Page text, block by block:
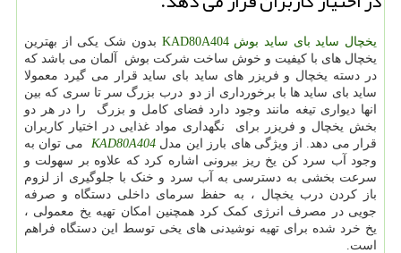
یخچال ساید بای ساید بوشKAD80A404 بدون شک یکی از بهترین
یخچال های با کیفیت و خوش ساخت شرکت بوش آلمان می باشد که
در دسته یخچال و فریزر های ساید بای ساید قرار می گیرد معمولا
ساید بای ساید ها با برخورداری از دو درب بزرگ سر تا سری که بین
انها دیواری تیغه مانند وجود دارد فضای کامل و بزرگ را در هر دو
بخش یخچال و فریزر برای نگهداری مواد غذایی در اختیار کاربران
قرار می دهد. از ویژگی های بارز این مدلKAD80A404
می توان به
وجود آب سرد کن یخ ریز بیرونی اشاره کرد که علاوه بر سهولت و
سرعت بخشی به دسترسی به آب سرد و خنک با جلوگیری از لزوم
باز کردن درب یخچال ، به حفظ سرمای داخلی دستگاه و صرفه
جویی در مصرف انرژی کمک کرد همچنین امکان تهیه یخ معمولی ،
یخ خرد شده برای تهیه نوشیدنی های یخی توسط این دستگاه فراهم
است.